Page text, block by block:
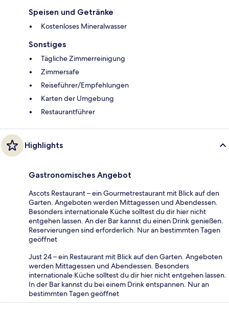
Speisen und Getränke
Kostenloses Mineralwasser
Sonstiges
Tägliche Zimmerreinigung
Zimmersafe
Reiseführer/Empfehlungen
Karten der Umgebung
Restaurantführer
Highlights
Gastronomisches Angebot
Ascots Restaurant – ein Gourmetrestaurant mit Blick auf den
Garten. Angeboten werden Mittagessen und Abendessen.
Besonders internationale Küche solltest du dir hier nicht
entgehen lassen. An der Bar kannst du einen Drink genießen.
Reservierungen sind erforderlich. Nur an bestimmten Tagen
geöffnet
Just 24 – ein Restaurant mit Blick auf den Garten. Angeboten
werden Mittagessen und Abendessen. Besonders
internationale Küche solltest du dir hier nicht entgehen lassen.
In der Bar kannst du bei einem Drink entspannen. Nur an
bestimmten Tagen geöffnet